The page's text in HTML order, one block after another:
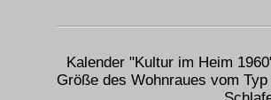
Kalender "Kultur im Heim
Größe des Wohnraues vom